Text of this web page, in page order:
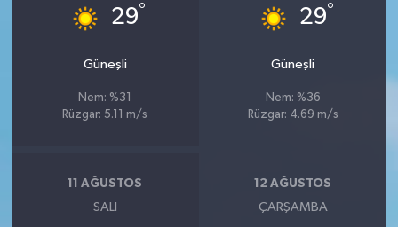
29°
Güneşli
Nem: %31
Rüzgar: 5.11 m/s
29°
Güneşli
Nem: %36
Rüzgar: 4.69 m/s
11 AĞUSTOS
SALI
12 AĞUSTOS
ÇARŞAMBA